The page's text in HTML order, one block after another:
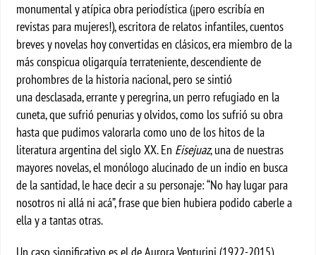
monumental y atípica obra periodística (¡pero escribía en
revistas para mujeres!), escritora de relatos infantiles, cuentos
breves y novelas hoy convertidas en clásicos, era miembro de la
más conspicua oligarquía terrateniente, descendiente de
prohombres de la historia nacional, pero se sintió
una desclasada, errante y peregrina, un perro refugiado en la
cuneta, que sufrió penurias y olvidos, como los sufrió su obra
hasta que pudimos valorarla como uno de los hitos de la
literatura argentina del siglo XX. En Eisejuaz, una de nuestras
mayores novelas, el monólogo alucinado de un indio en busca
de la santidad, le hace decir a su personaje: “No hay lugar para
nosotros ni allá ni acá”, frase que bien hubiera podido caberle a
ella y a tantas otras.